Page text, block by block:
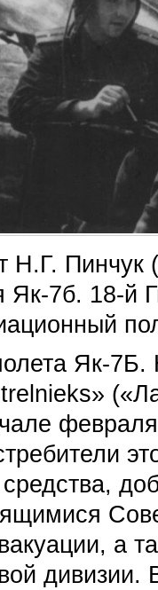
Н.Г. Пинчук
Як-7б. 18-й
Як-
а
дивизии.